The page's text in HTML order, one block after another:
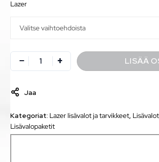
lazer
LISÄÄ
Jaa
Kategoriat: Lazer lisävalot ja tarvikkeet Lisävalot
Lisävalopaketit